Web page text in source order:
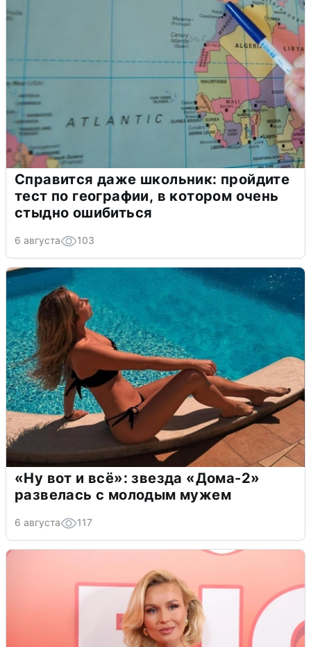
Справится даже школьник: пройдите
тест по географии, в котором очень
стыдно ошибиться
6 августа 103
«Ну вот и всё»: звезда «Дома-2»
развелась с молодым мужем
6 августа 117